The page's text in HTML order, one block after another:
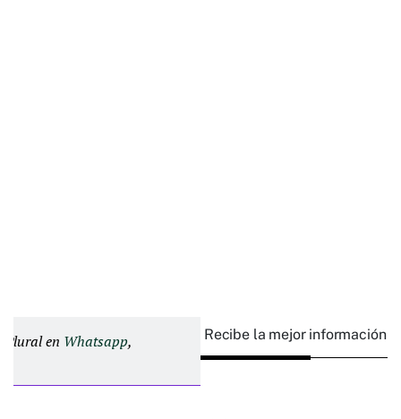
Plural en Whatsapp, Recibe la mejor información